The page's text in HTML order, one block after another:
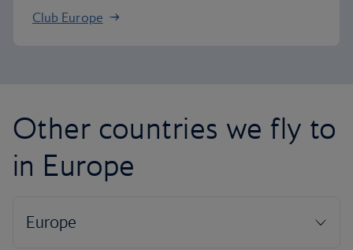
Club Europe
Other countries we fly to
in Europe